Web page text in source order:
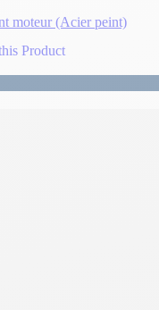
moteur (Acier peint)